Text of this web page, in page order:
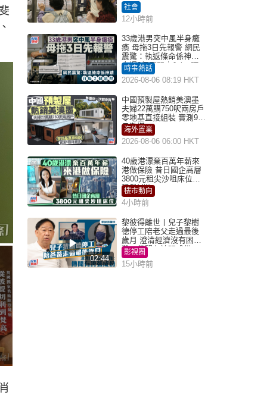
社會
12小時前
33歲港男突中風半身癱
瘓 母拖3日先報警 網民
震驚：執返條命係神蹟
自爆2個惡習｜Juicy叮
時事熱話
2026-08-06 08:19 HKT
中國預製屋熱銷美澳墨
夫婦22萬購750呎兩房戶
零地基直接組裝 實測9個
月激讚
海外置業
2026-08-06 06:00 HKT
40歲港漂棄百萬年薪來
港做保險 昔日國企高層
3800元租尖沙咀床位｜
租盤Million
樓市動向
4小時前
02:44
黎彼得離世丨兒子黎樹
德停工陪老父走過最後
歲月 澄清經濟沒有困
難：傳聞有誇張成份
影視圈
15小時前